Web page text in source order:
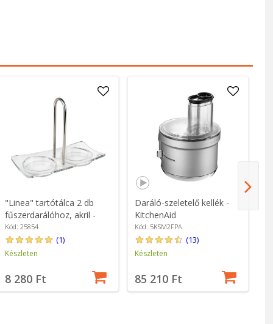
"Linea" tartótálca 2 db
fűszerdarálóhoz, akril -
Peugeot
Kód: 25854
(1)
Készleten
8 280 Ft
Daráló-szeletelő kellék -
KitchenAid
Kód: 5KSM2FPA
(13)
Készleten
85 210 Ft